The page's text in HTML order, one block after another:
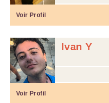
Voir Profil
Ivan Y
Voir Profil